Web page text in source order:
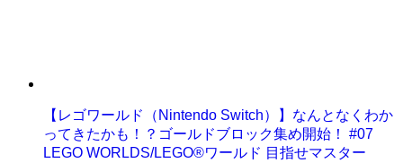
【レゴワールド（Nintendo Switch）】なんとなくわか
ってきたかも！？ゴールドブロック集め開始！ #07
LEGO WORLDS/LEGO®ワールド 目指せマスター